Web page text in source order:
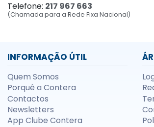
Telefone: 217 967 663
(Chamada para a Rede Fixa Nacional)
INFORMAÇÃO ÚTIL
Quem Somos
Porquê a Contera
Contactos
Newsletters
App Clube Contera